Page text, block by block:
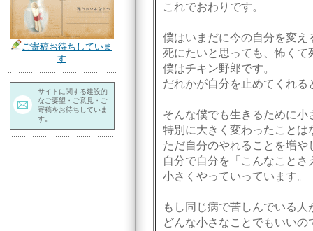
ご寄稿お待ちしていま
す
サイトに関する建設的
なご要望・ご意見・ご
寄稿をお待ちしていま
す。
これでおわりです。
僕はいまだに今の自分を変
死にたいと思っても、怖くて
僕はチキン野郎です。
だれかが自分を止めてくれ
そんな僕でも生きるために
特別に大きく変わったことは
ただ自分のやれることを増や
自分で自分を「こんなこと
小さくやっていっています。
もし同じ病で苦しんでいる人
どんな小さなことでもいいの